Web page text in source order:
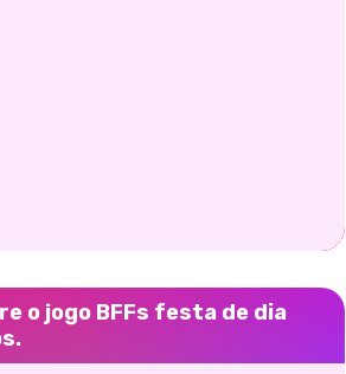
o jogo BFFs festa de dia